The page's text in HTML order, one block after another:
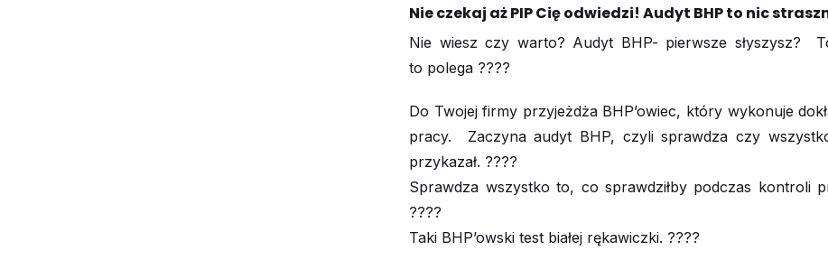
Nie czekaj aż PIP Cię odwiedzi! Audyt BHP to nic
Nie wiesz czy warto? Audyt BHP- pierwsze słyszysz?
to polega ????
Do Twojej firmy przyjeżdża BHP’owiec, który wykonuje
pracy. Zaczyna audyt BHP, czyli sprawdza czy
przykazał. ????
Sprawdza wszystko to, co sprawdziłby podczas kontroli
????
Taki BHP’owski test białej rękawiczki. ????